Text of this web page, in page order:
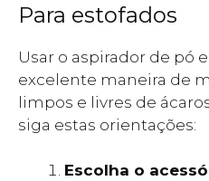
Para estofados
Usar o aspirador de pó
excelente maneira de
limpos e livres de
siga estas orientações:
Escolha o